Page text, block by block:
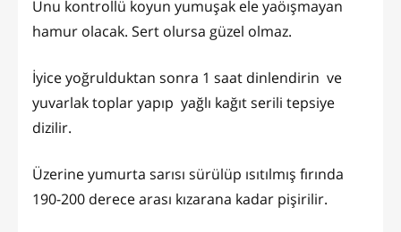
Unu kontrollü koyun yumuşak ele yaöışmayan
hamur olacak. Sert olursa güzel olmaz.
İyice yoğrulduktan sonra 1 saat dinlendirin ve
yuvarlak toplar yapıp yağlı kağıt serili tepsiye
dizilir.
Üzerine yumurta sarısı sürülüp ısıtılmış fırında
190-200 derece arası kızarana kadar pişirilir.